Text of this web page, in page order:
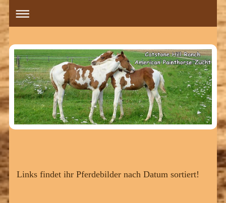
Links findet ihr Pferdebilder nach Datum sortiert!